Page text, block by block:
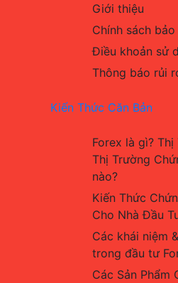
Giới thiệu
Chính sách
Điều khoản sử
Thông báo rủi
Kiến Thức Căn Bản
Forex là gì?
Thị Trường
nào?
Kiến Thức
Cho Nhà Đầu
Các khái niệm
trong đầu tư
Các Sản Phẩm